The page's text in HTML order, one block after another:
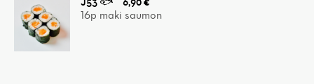
16p maki saumon